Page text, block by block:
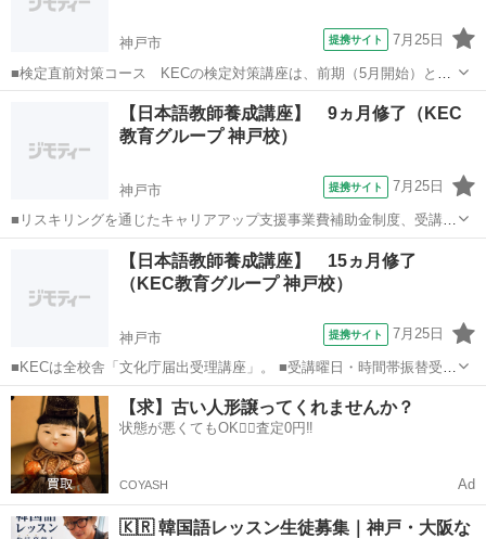
神戸市 提携サイト 7月25日
■検定直前対策コース KECの検定対策講座は、前期（5月開始）と後
期（7月開始）の2種類の時期があり、前期には、■水曜30時間コース
と■日曜30時間コースの2コース■前期60時間と後期（検定直前対策コ
ース）30時間を加えた9...
その他
【日本語教師養成講座】 9ヵ月修了（KEC
教育グループ 神戸校）
神戸市 提携サイト 7月25日
■リスキリングを通じたキャリアアップ支援事業費補助金制度、受講費
用の最大70％還付（要件有、詳細はお尋ねください） ■KECは全校舎
「文化庁届出受理講座」。 ■受講曜日・時間帯振替受講、校舎間振替
受講、休学制度、動画視聴（基...
その他
【日本語教師養成講座】 15ヵ月修了
（KEC教育グループ 神戸校）
神戸市 提携サイト 7月25日
■KECは全校舎「文化庁届出受理講座」。 ■受講曜日・時間帯振替受
講、校舎間振替受講、休学制度、動画視聴（基礎理論）と資格への万
全なフォロー体制。 ■3年間無料再履修システム：入学から3年以内は
何度でも無料で再履修が可能（基...
兵庫 神戸市 その他
【求】古い人形譲ってくれませんか？
状態が悪くてもOK🙆‍♀️査定0円‼️
COYASH Ad
🇰🇷 韓国語レッスン生徒募集｜神戸・大阪な